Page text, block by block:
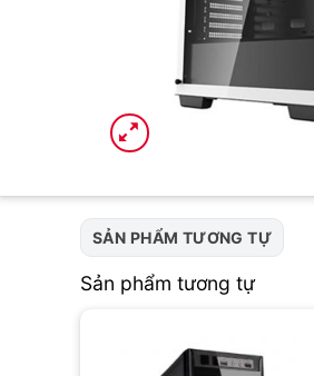
SẢN PHẨM TƯƠNG TỰ
Sản phẩm tương tự